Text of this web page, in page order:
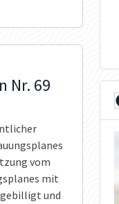
Nr. 69
vom
mit
und